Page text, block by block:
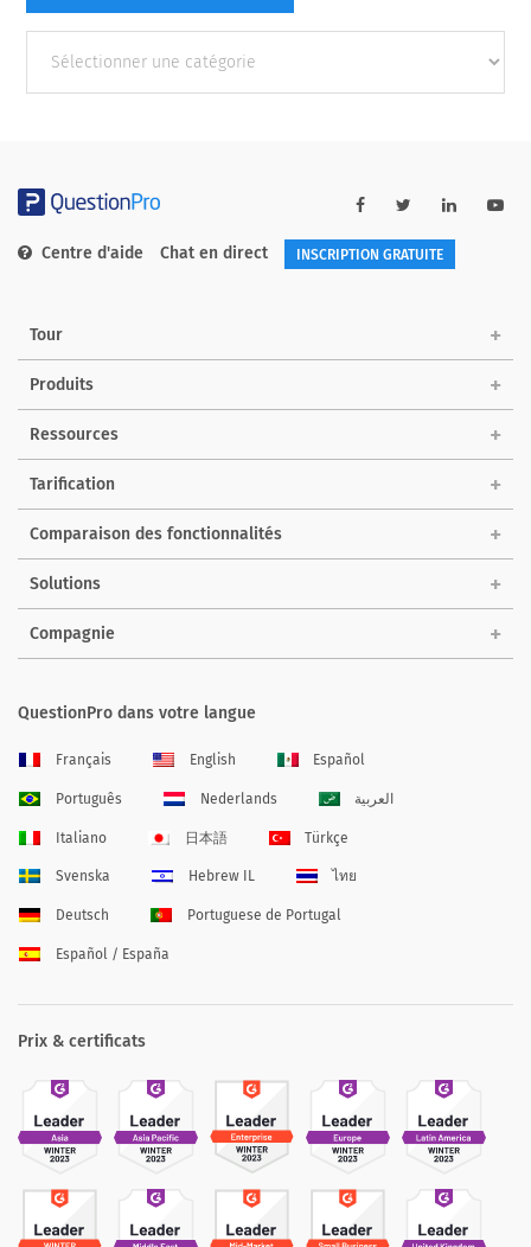
catégories
Centre d'aide Chat en direct INSCRIPTION GRATUITE
Tour
Produits
Ressources
Tarification
Comparaison des fonctionnalités
Solutions
Compagnie
QuestionPro dans votre langue
Français English Español
Português Nederlands العربية
Italiano 日本語 Türkçe
Svenska Hebrew IL ไทย
Deutsch Portuguese de Portugal
Español / España
Prix & certificats